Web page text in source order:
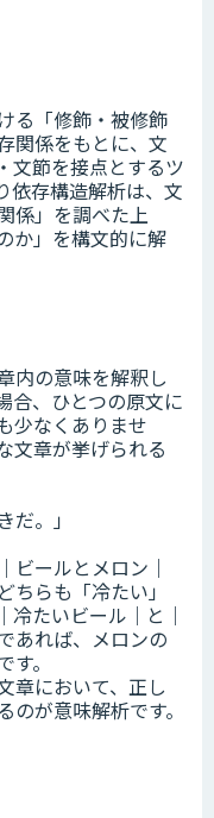
る「修飾・被修飾
関係をもとに、文
文節を接点とするツ
依存構造解析は、文
係」を調べた上
か」を構文的に解
内の意味を解釈し
合、ひとつの原文に
少なくありませ
文章が挙げられる
だ。」
ビールとメロン｜
らも「冷たい」
冷たいビール｜と｜
あれば、メロンの
。
章において、正し
が意味解析です。